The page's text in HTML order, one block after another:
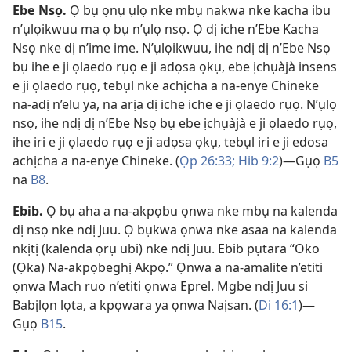
Ebe Nsọ. Ọ bụ ọnụ ụlọ nke mbụ nakwa nke kacha ibu
n’ụlọikwuu ma ọ bụ n’ụlọ nsọ. Ọ dị iche n’Ebe Kacha
Nsọ nke dị n’ime ime. N’ụlọikwuu, ihe ndị dị n’Ebe Nsọ
bụ ihe e ji ọlaedo rụọ e ji adọsa ọkụ, ebe ịchụàjà insens
e ji ọlaedo rụọ, tebụl nke achịcha a na-enye Chineke
na-adị n’elu ya, na arịa dị iche iche e ji ọlaedo rụọ. N’ụlọ
nsọ, ihe ndị dị n’Ebe Nsọ bụ ebe ịchụàjà e ji ọlaedo rụọ,
ihe iri e ji ọlaedo rụọ e ji adọsa ọkụ, tebụl iri e ji edosa
achịcha a na-enye Chineke. (Ọp 26:33; Hib 9:2)​—Gụọ B5
na B8.
Ebib. Ọ bụ aha a na-akpọbu ọnwa nke mbụ na kalenda
dị nsọ nke ndị Juu. Ọ bụkwa ọnwa nke asaa na kalenda
nkịtị (kalenda ọrụ ubi) nke ndị Juu. Ebib pụtara “Oko
(Ọka) Na-akpọbeghị Akpọ.” Ọnwa a na-amalite n’etiti
ọnwa Mach ruo n’etiti ọnwa Eprel. Mgbe ndị Juu si
Babịlọn lọta, a kpọwara ya ọnwa Naịsan. (Di 16:1)​—
Gụọ B15.